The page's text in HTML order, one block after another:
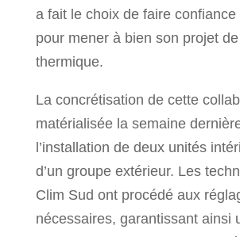
a fait le choix de faire confiance
pour mener à bien son projet
thermique.
La concrétisation de cette
matérialisée la semaine
l’installation de deux unités
d’un groupe extérieur. Les
Clim Sud ont procédé aux
nécessaires, garantissant ainsi